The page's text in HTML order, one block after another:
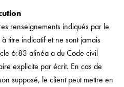
renseignements indiqués par le
titre indicatif et ne sont jamais
6:83 alinéa a du Code civil
explicite par écrit. En cas de
supposé, le client peut mettre en